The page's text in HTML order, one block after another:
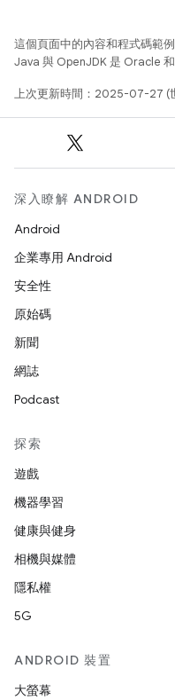
這個頁面中的內容和程式碼範
Java 與 OpenJDK 是 Oracle
上次更新時間：2025-07-27 (
深入瞭解 ANDROID
Android
企業專用 Android
安全性
原始碼
新聞
網誌
Podcast
探索
遊戲
機器學習
健康與健身
相機與媒體
隱私權
5G
ANDROID 裝置
大螢幕